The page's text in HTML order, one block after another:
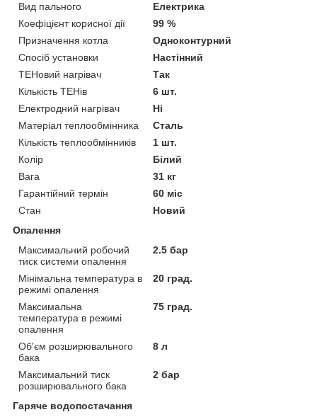
Вид пального
Електрика
Коефіцієнт корисної дії
99 %
Призначення котла
Одноконтурний
Спосіб установки
Настінний
ТЕНовий нагрівач
Так
Кількість ТЕНів
6 шт.
Електродний нагрівач
Ні
Матеріал теплообмінника
Сталь
Кількість теплообмінників
1 шт.
Колір
Білий
Вага
31 кг
Гарантійний термін
60 міс
Стан
Новий
Опалення
Максимальний робочий
тиск системи опалення
2.5 бар
Мінімальна температура в
режимі опалення
20 град.
Максимальна
температура в режимі
опалення
75 град.
Об'єм розширювального
бака
8 л
Максимальний тиск
розширювального бака
2 бар
Гаряче водопостачання